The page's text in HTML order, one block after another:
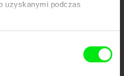
uzyskanymi podczas
kino